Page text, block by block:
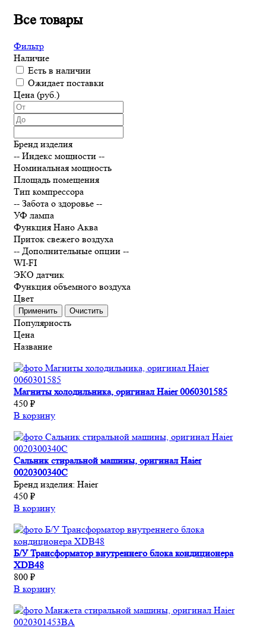
Все товары
Фильтр
Наличие
Есть в наличии
Ожидает поставки
Цена (руб.)
Бренд изделия
-- Индекс мощности --
Номинальная мощность
Площадь помещения
Тип компрессора
-- Забота о здоровье --
УФ лампа
Функция Нано Аква
Приток свежего воздуха
-- Дополнительные опции --
WI-FI
ЭКО датчик
Функция объемного воздуха
Цвет
Применить Очистить
Популярность
Цена
Название
Магниты холодильника, оригинал Haier 0060301585
450 ₽
В корзину
Сальник стиральной машины, оригинал Haier
0020300340C
Бренд изделия: Haier
450 ₽
В корзину
Б/У Трансформатор внутреннего блока кондиционера
XDB48
800 ₽
В корзину